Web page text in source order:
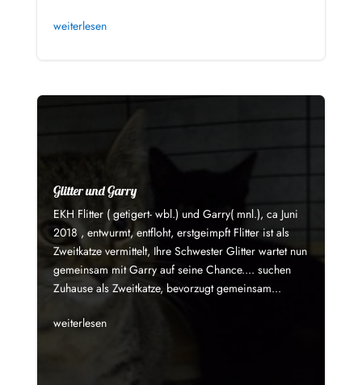
weiterlesen
Glitter und Garry
EKH Flitter ( getigert- wbl.) und Garry( mnl.), ca Juni
2018 , entwurmt, entfloht, erstgeimpft Flitter ist als
Zweitkatze vermittelt, Ihre Schwester Glitter wartet nun
gemeinsam mit Garry auf seine Chance.... suchen
Zuhause als Zweitkatze, bevorzugt gemeinsam...
weiterlesen